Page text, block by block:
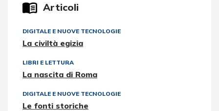
Articoli
DIGITALE E NUOVE TECNOLOGIE
La civiltà egizia
LIBRI E LETTURA
La nascita di Roma
DIGITALE E NUOVE TECNOLOGIE
Le fonti storiche